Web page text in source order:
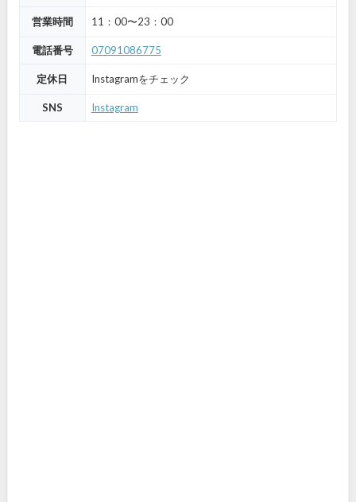
営業時間 11：00〜23：00
電話番号 07091086775
定休日 Instagramをチェック
SNS Instagram